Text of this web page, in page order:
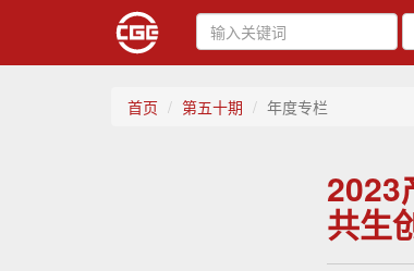
首页 第五十期 年度专栏
2023
共生